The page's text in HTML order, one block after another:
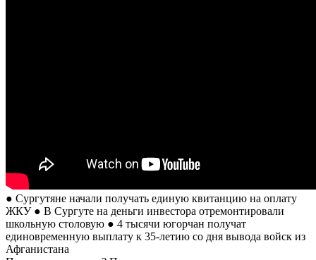
● Сургутяне начали получать единую квитанцию на оплату
ЖКУ ● В Сургуте на деньги инвестора отремонтировали
школьную столовую ● 4 тысячи югорчан получат
единовременную выплату к 35-летию со дня вывода войск из
Афганистана